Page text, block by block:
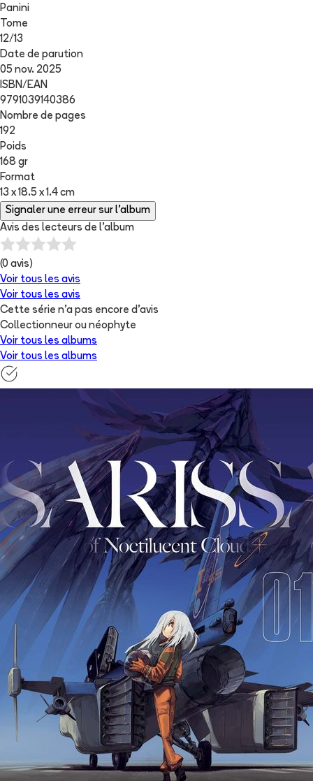
Panini
Tome
12/13
Date de parution
05 nov. 2025
ISBN/EAN
9791039140386
Nombre de pages
192
Poids
168 gr
Format
13 x 18.5 x 1.4 cm
Signaler une erreur sur l'album
Avis des lecteurs de l'album
(0 avis)
Voir tous les avis
Voir tous les avis
Cette série n'a pas encore d'avis
Collectionneur ou néophyte
Voir tous les albums
Voir tous les albums